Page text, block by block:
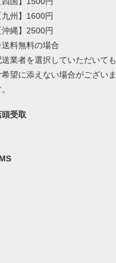
九州】1600円
沖縄】2500円
料無料の場合
送業者を選択していただいても
希望に添えない場合がございま
頭受取